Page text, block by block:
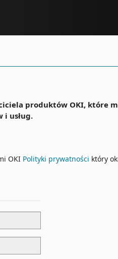
produktów OKI, które
usług.
OKI Polityki prywatności który